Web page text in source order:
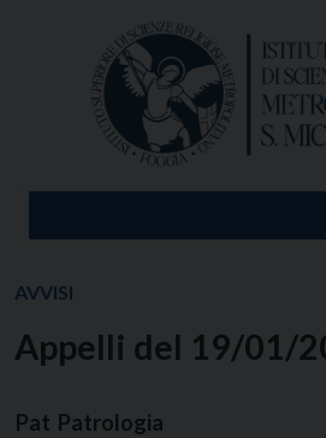
AVVISI
Appelli del 19/01/
Pat Patrologia